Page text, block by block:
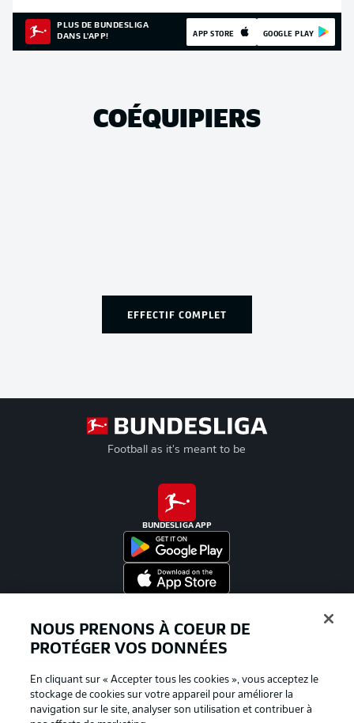
PLUS DE BUNDESLIGA
DANS L'APP!
APP STORE GOOGLE PLAY
COÉQUIPIERS
EFFECTIF COMPLET
Football as it's meant to be
BUNDESLIGA APP
NOUS PRENONS À COEUR DE
PROTÉGER VOS DONNÉES
En cliquant sur « Accepter tous les cookies », vous acceptez le
stockage de cookies sur votre appareil pour améliorer la
navigation sur le site, analyser son utilisation et contribuer à